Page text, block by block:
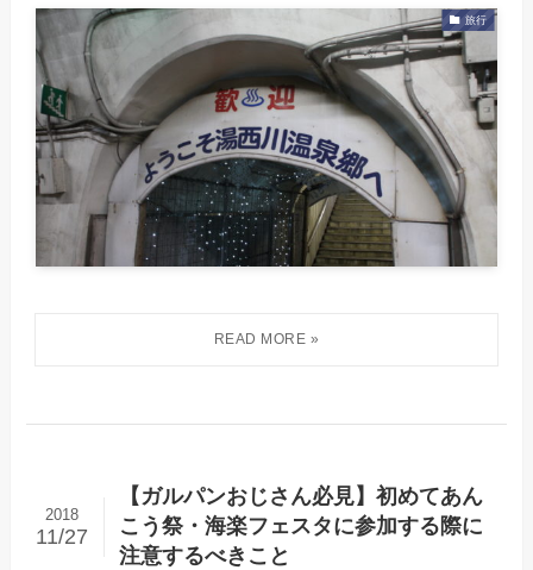
旅行
【ガルパンおじさん必見】初めてあん
こう祭・海楽フェスタに参加する際に
注意するべきこと
2018
11/27